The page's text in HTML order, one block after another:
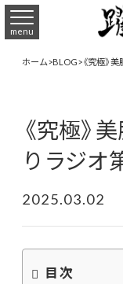
menu
ホーム>BLOG>《究極》
《究極》
りラジオ
2025.03.02
目次